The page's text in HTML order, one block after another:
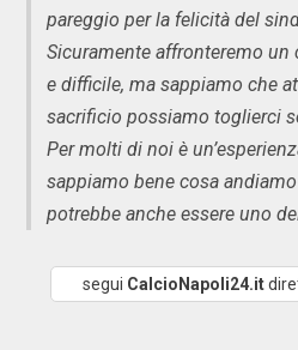
pareggio per la felicità del
Sicuramente affronteremo
e difficile, ma sappiamo che
sacrificio possiamo toglierci
Per molti di noi è
sappiamo bene cosa
potrebbe anche essere uno
segui CalcioNapoli24.it